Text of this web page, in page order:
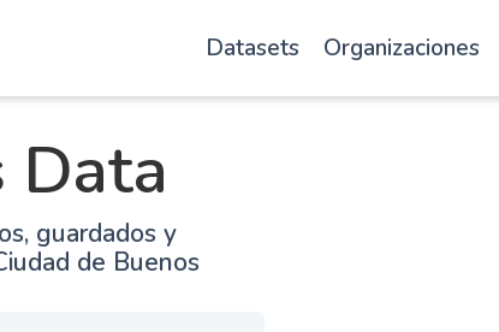
Datasets Organizaciones
Data
guardados y
de Buenos